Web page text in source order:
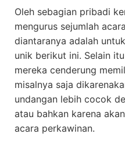
Oleh sebagian pribadi
mengurus sejumlah
diantaranya adalah
unik berikut ini. Selain
mereka cenderung
misalnya saja
undangan lebih cocok
atau bahkan karena
acara perkawinan.